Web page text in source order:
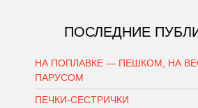
ПОСЛЕДНИЕ
НА ПОПЛАВКЕ — ПЕШКОМ, НА
ПАРУСОМ
ПЕЧКИ-СЕСТРИЧКИ